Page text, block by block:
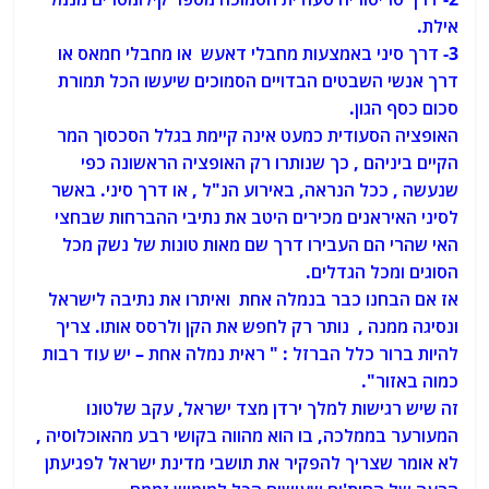
אילת.
3- דרך סיני באמצעות מחבלי דאעש או מחבלי חמאס או
דרך אנשי השבטים הבדויים הסמוכים שיעשו הכל תמורת
סכום כסף הגון.
האופציה הסעודית כמעט אינה קיימת בגלל הסכסוך המר
הקיים ביניהם , כך שנותרו רק האופציה הראשונה כפי
שנעשה , ככל הנראה, באירוע הנ"ל , או דרך סיני. באשר
לסיני האיראנים מכירים היטב את נתיבי ההברחות שבחצי
האי שהרי הם העבירו דרך שם מאות טונות של נשק מכל
הסוגים ומכל הגדלים.
אז אם הבחנו כבר בנמלה אחת ואיתרו את נתיבה לישראל
ונסיגה ממנה , נותר רק לחפש את הקן ולרסס אותו. צריך
להיות ברור כלל הברזל : " ראית נמלה אחת – יש עוד רבות
כמוה באזור".
זה שיש רגישות למלך ירדן מצד ישראל, עקב שלטונו
המעורער בממלכה, בו הוא מהווה בקושי רבע מהאוכלוסיה ,
לא אומר שצריך להפקיר את תושבי מדינת ישראל לפגיעתן